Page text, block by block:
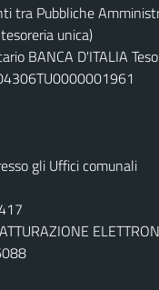
tra Pubbliche
unica)
BANCA D'ITALIA
gli Uffici comunali